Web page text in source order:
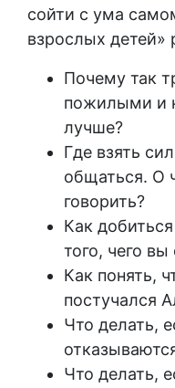
сойти с ума
взрослых детей»
Почему так
пожилыми и
лучше?
Где взять
общаться. О
говорить?
Как
того, чего вы
Как понять,
постучался
Что делать,
Что делать,